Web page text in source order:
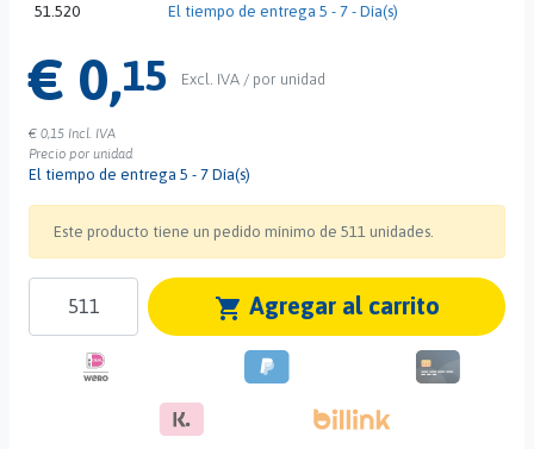
51.520
El tiempo de entrega 5 - 7 - Día(s)
€ 0,15 Excl. IVA / por unidad
€ 0,15 Incl. IVA
Precio por unidad
El tiempo de entrega 5 - 7 Día(s)
Este producto tiene un pedido mínimo de 511 unidades.
shopping_cart Agregar al carrito